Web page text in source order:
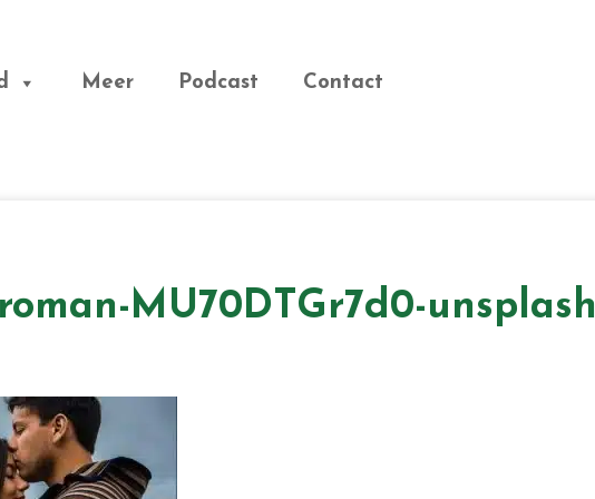
Meer Podcast Contact
MU70DTGr7d0-unsplash